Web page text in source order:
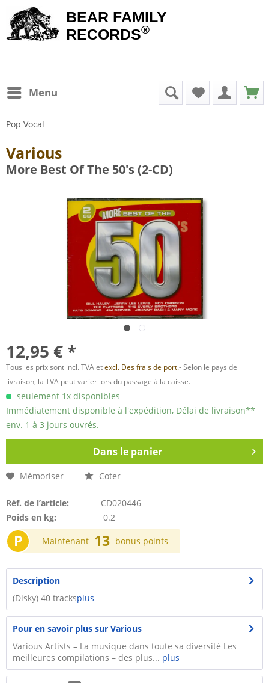
BEAR FAMILY
RECORDS®
Menu
Pop Vocal
Various
More Best Of The 50's (2-CD)
12,95 € *
Tous les prix sont incl. TVA etexcl. Des frais de port.- Selon le pays de
livraison, la TVA peut varier lors du passage à la caisse.
seulement 1x disponibles
Immédiatement disponible à l'expédition, Délai de livraison**
env. 1 à 3 jours ouvrés.
Dans le panier
Mémoriser Coter
Réf. de l’article:
CD020446
Poids en kg:
0.2
P Maintenant 13 bonus points
Description
(Disky) 40 tracksplus
Pour en savoir plus sur Various
Various Artists – La musique dans toute sa diversité Les
meilleures compilations – des plus... plus